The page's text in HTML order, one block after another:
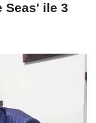
Seas' ile 3